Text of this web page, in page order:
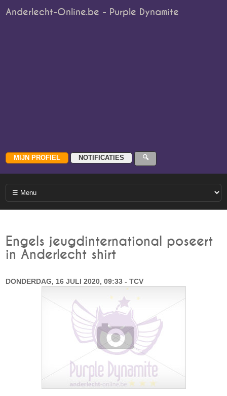
Anderlecht-Online.be - Purple Dynamite
Engels jeugdinternational poseert
in Anderlecht shirt
DONDERDAG, 16 JULI 2020, 09:33 - TCV